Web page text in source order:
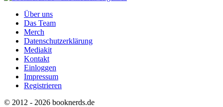
Über uns
Das Team
Merch
Datenschutzerklärung
Mediakit
Kontakt
Einloggen
Impressum
Registrieren
© 2012 - 2026 booknerds.de